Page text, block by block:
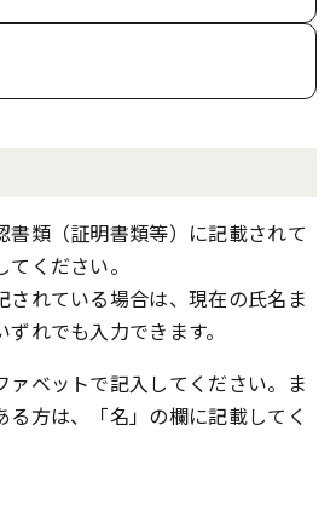
書類（証明書類等）に記載されて
ください。
れている場合は、現在の氏名ま
れでも入力できます。
ァベットで記入してください。ま
る方は、「名」の欄に記載してく